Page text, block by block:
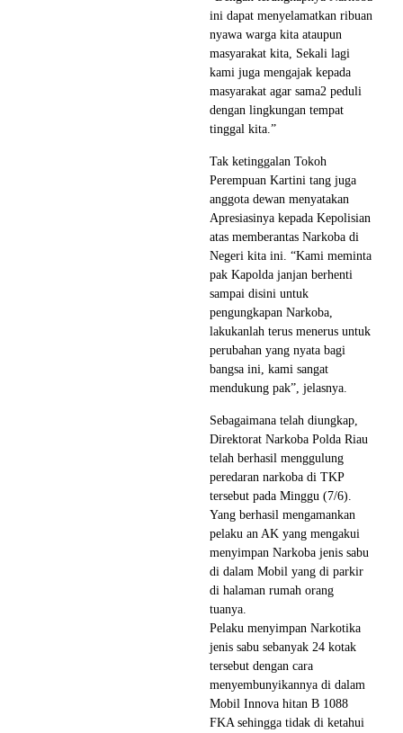
ini dapat menyelamatkan ribuan
nyawa warga kita ataupun
masyarakat kita, Sekali lagi
kami juga mengajak kepada
masyarakat agar sama2 peduli
dengan lingkungan tempat
tinggal kita.”
Tak ketinggalan Tokoh
Perempuan Kartini tang juga
anggota dewan menyatakan
Apresiasinya kepada Kepolisian
atas memberantas Narkoba di
Negeri kita ini. “Kami meminta
pak Kapolda janjan berhenti
sampai disini untuk
pengungkapan Narkoba,
lakukanlah terus menerus untuk
perubahan yang nyata bagi
bangsa ini, kami sangat
mendukung pak”, jelasnya.
Sebagaimana telah diungkap,
Direktorat Narkoba Polda Riau
telah berhasil menggulung
peredaran narkoba di TKP
tersebut pada Minggu (7/6).
Yang berhasil mengamankan
pelaku an AK yang mengakui
menyimpan Narkoba jenis sabu
di dalam Mobil yang di parkir
di halaman rumah orang
tuanya.
Pelaku menyimpan Narkotika
jenis sabu sebanyak 24 kotak
tersebut dengan cara
menyembunyikannya di dalam
Mobil Innova hitan B 1088
FKA sehingga tidak di ketahui